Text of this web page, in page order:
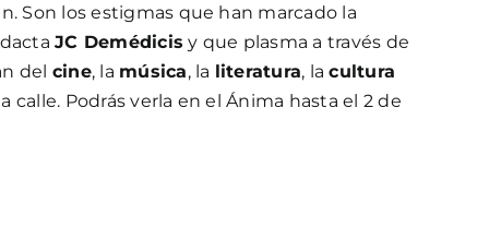
Son los estigmas que han marcado la
JC Demédicis y que plasma a través de
del cine, la música, la literatura, lacultura
calle. Podrás verla en el Ánima hasta el 2 de